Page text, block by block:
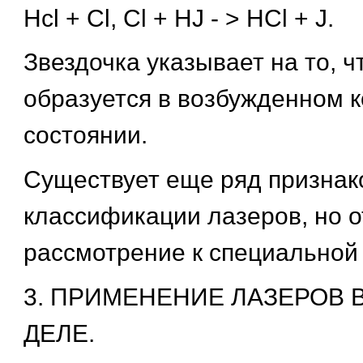
Hcl + Cl, Cl + HJ - > HCl + J.
Звездочка указывает на то,
образуется в возбужденном
состоянии.
Существует еще ряд
классификации лазеров, но
рассмотрение к
3. ПРИМЕНЕНИЕ ЛАЗЕРОВ
ДЕЛЕ.